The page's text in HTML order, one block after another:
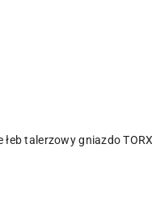
łeb talerzowy gniazdo